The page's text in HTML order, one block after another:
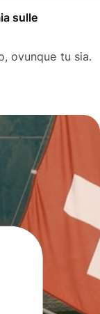
sulle
ovunque tu sia.